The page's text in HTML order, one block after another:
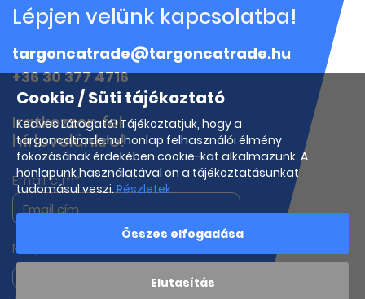
Lépjen velünk kapcsolatba!
targoncatrade@targoncatrade.hu
+36 30 377 4716
Iratkozzon fel
hírlevelünkre!
Email cím*
Melyik termékeink iránt érdeklődik?
Munkagépek
Cookie / Süti tájékoztató
Kedves Látogató! Tájékoztatjuk, hogy a
targoncatrade.hu honlap felhasználói élmény
fokozásának érdekében cookie-kat alkalmazunk. A
honlapunk használatával ön a tájékoztatásunkat
tudomásul veszi.Részletek
Összes elfogadása
Elutasítás